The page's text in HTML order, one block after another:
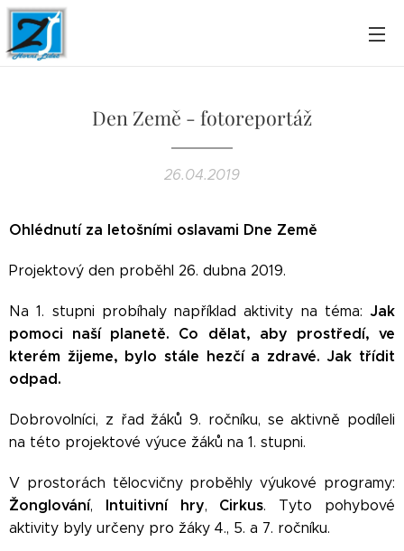
Den Země - fotoreportáž
26.04.2019
Ohlédnutí za letošními oslavami Dne Země
Projektový den proběhl 26. dubna 2019.
Na 1. stupni probíhaly například aktivity na téma: Jak
pomoci naší planetě. Co dělat, aby prostředí, ve
kterém žijeme, bylo stále hezčí a zdravé. Jak třídit
odpad.
Dobrovolníci, z řad žáků 9. ročníku, se aktivně podíleli
na této projektové výuce žáků na 1. stupni.
V prostorách tělocvičny proběhly výukové programy:
Žonglování, Intuitivní hry, Cirkus. Tyto pohybové
aktivity byly určeny pro žáky 4., 5. a 7. ročníku.